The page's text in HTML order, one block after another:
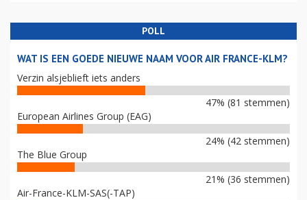
POLL
WAT IS EEN GOEDE NIEUWE NAAM VOOR AIR FRANCE-KLM?
Verzin alsjeblieft iets anders
47% (81 stemmen)
European Airlines Group (EAG)
24% (42 stemmen)
The Blue Group
21% (36 stemmen)
Air-France-KLM-SAS(-TAP)